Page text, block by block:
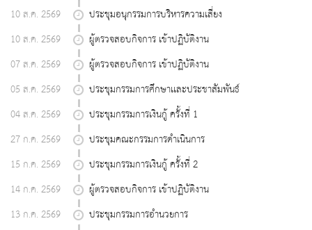
10 ส.ค. 2569
ประชุมอนุกรรมการบริหารความเสี่ยง
10 ส.ค. 2569
ผู้ตรวจสอบกิจการ เข้าปฏิบัติงาน
07 ส.ค. 2569
ผู้ตรวจสอบกิจการ เข้าปฏิบัติงาน
05 ส.ค. 2569
ประชุมกรรมการศึกษาเเละประชาสัมพันธ์
04 ส.ค. 2569
ประชุมกรรมการเงินกู้ ครั้งที่ 1
27 ก.ค. 2569
ประชุมคณะกรรมการดำเนินการ
15 ก.ค. 2569
ประชุมกรรมการเงินกู้ ครั้งที่ 2
14 ก.ค. 2569
ผู้ตรวจสอบกิจการ เข้าปฏิบัติงาน
13 ก.ค. 2569
ประชุมกรรมการอำนวยการ